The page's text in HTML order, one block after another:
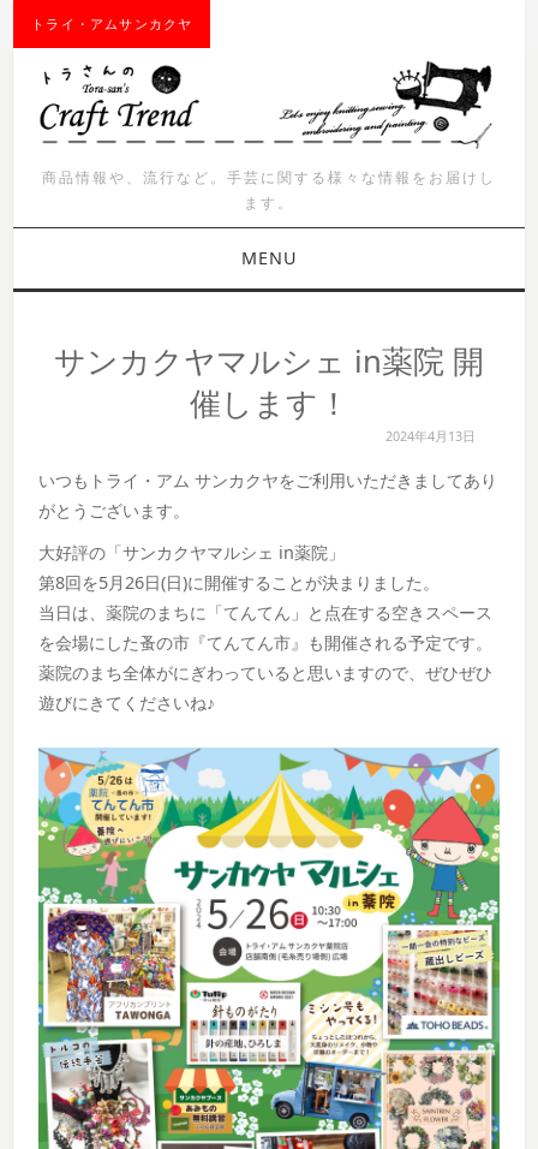
トライ・アムサンカクヤ
商品情報や、流行など。手芸に関する様々な情報をお届けし
ます。
MENU
商品紹介
ワークショップ
サンカクヤマルシェ in薬院 開
催します！
2024年4月13日
いつもトライ・アム サンカクヤをご利用いただきましてあり
がとうございます。
大好評の「サンカクヤマルシェ in薬院」
第8回を5月26日(日)に開催することが決まりました。
当日は、薬院のまちに「てんてん」と点在する空きスペース
を会場にした蚤の市『てんてん市』も開催される予定です。
薬院のまち全体がにぎわっていると思いますので、ぜひぜひ
遊びにきてくださいね♪